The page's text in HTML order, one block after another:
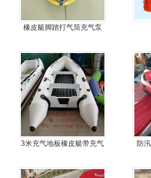
橡皮艇脚踏打气筒充气泵
3米充气地板橡皮艇带充气
防